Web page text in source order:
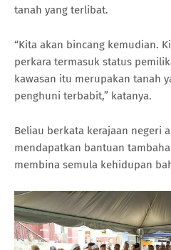
tanah yang terlibat.
“Kita akan bincang kemudian.
perkara termasuk status
kawasan itu merupakan tanah
penghuni terbabit,” katanya.
Beliau berkata kerajaan negeri
mendapatkan bantuan
membina semula kehidupan